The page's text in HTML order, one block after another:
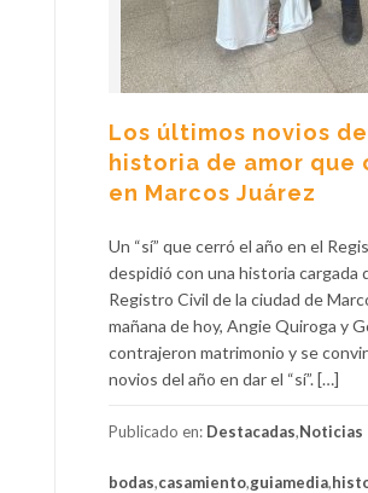
Los últimos novios
historia de amor que
en Marcos Juárez
Un “sí” que cerró el año en el
despidió con una historia cargada
Registro Civil de la ciudad de
mañana de hoy, Angie Quiroga y
contrajeron matrimonio y se
novios del año en dar el “sí”. […]
Publicado en: Destacadas,Noticias
bodas,casamiento,guiamedia,